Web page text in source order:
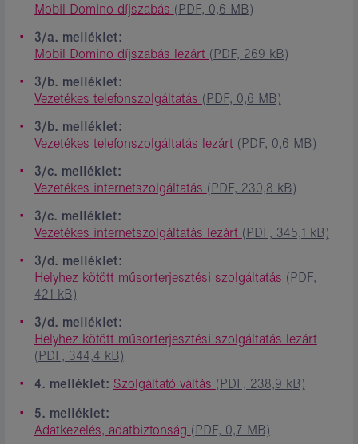
Mobil Domino díjszabás (PDF, 0,6 MB)
3/a. melléklet:
Mobil Domino díjszabás lezárt (PDF, 269 kB)
3/b. melléklet:
Vezetékes telefonszolgáltatás (PDF, 0,6 MB)
3/b. melléklet:
Vezetékes telefonszolgáltatás lezárt (PDF, 0,6 MB)
3/c. melléklet:
Vezetékes internetszolgáltatás (PDF, 230,8 kB)
3/c. melléklet:
Vezetékes internetszolgáltatás lezárt (PDF, 345,1 kB)
3/d. melléklet:
Helyhez kötött műsorterjesztési szolgáltatás (PDF,
421 kB)
3/d. melléklet:
Helyhez kötött műsorterjesztési szolgáltatás lezárt
(PDF, 344,4 kB)
4. melléklet: Szolgáltató váltás (PDF, 238,9 kB)
5. melléklet:
Adatkezelés, adatbiztonság (PDF, 0,7 MB)